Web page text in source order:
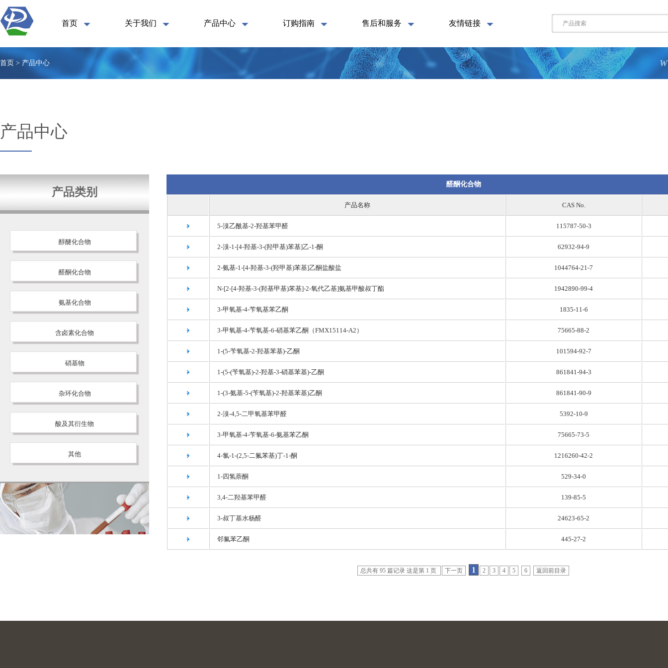
首页 关于我们 产品中心 订购指南 售后和服务 友情链接
首页 > 产品中心
产品中心
产品类别
醇醚化合物
醛酮化合物
氨基化合物
含卤素化合物
硝基物
杂环化合物
酸及其衍生物
其他
醛酮化合物
产品名称 CAS No.
5-溴乙酰基-2-羟基苯甲醛 115787-50-3
2-溴-1-[4-羟基-3-(羟甲基)苯基]乙-1-酮 62932-94-9
2-氨基-1-[4-羟基-3-(羟甲基)苯基]乙酮盐酸盐 1044764-21-7
N-[2-[4-羟基-3-(羟基甲基)苯基]-2-氧代乙基]氨基甲酸叔丁酯 1942890-99-4
3-甲氧基-4-苄氧基苯乙酮 1835-11-6
3-甲氧基-4-苄氧基-6-硝基苯乙酮（FMX15114-A2） 75665-88-2
1-(5-苄氧基-2-羟基苯基)-乙酮 101594-92-7
1-(5-(苄氧基)-2-羟基-3-硝基苯基)-乙酮 861841-94-3
1-(3-氨基-5-(苄氧基)-2-羟基苯基)乙酮 861841-90-9
2-溴-4,5-二甲氧基苯甲醛 5392-10-9
3-甲氧基-4-苄氧基-6-氨基苯乙酮 75665-73-5
4-氯-1-(2,5-二氟苯基)丁-1-酮 1216260-42-2
1-四氢萘酮 529-34-0
3,4-二羟基苯甲醛 139-85-5
3-叔丁基水杨醛 24623-65-2
邻氟苯乙酮 445-27-2
总共有 95 篇记录 这是第 1 页 下一页 1 2 3 4 5 6 返回前目录